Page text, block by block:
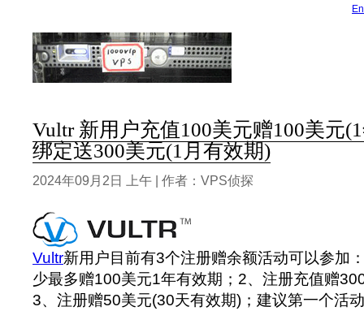
Vultr 新用户充值100美元赠100美元
绑定送300美元(1月有效期)
2024年09月2日 上午 | 作者：VPS侦探
Vultr新用户目前有3个注册赠余额活动可以参加
少最多赠100美元1年有效期；2、注册充值赠
3、注册赠50美元(30天有效期)；建议第一个活